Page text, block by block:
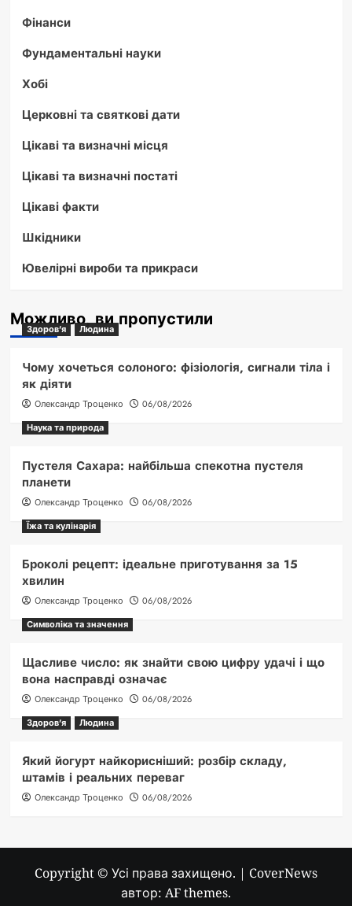
Фінанси
Фундаментальні науки
Хобі
Церковні та святкові дати
Цікаві та визначні місця
Цікаві та визначні постаті
Цікаві факти
Шкідники
Ювелірні вироби та прикраси
Можливо, ви пропустили
Здоров'я Людина
Чому хочеться солоного: фізіологія, сигнали тіла і
як діяти
Олександр Троценко
06/08/2026
Наука та природа
Пустеля Сахара: найбільша спекотна пустеля
планети
Олександр Троценко
06/08/2026
Їжа та кулінарія
Броколі рецепт: ідеальне приготування за 15
хвилин
Олександр Троценко
06/08/2026
Символіка та значення
Щасливе число: як знайти свою цифру удачі і що
вона насправді означає
Олександр Троценко
06/08/2026
Здоров'я
Людина
Який йогурт найкорисніший: розбір складу,
штамів і реальних переваг
Олександр Троценко 06/08/2026
Copyright © Усі права захищено. | CoverNews
автор: AF themes.